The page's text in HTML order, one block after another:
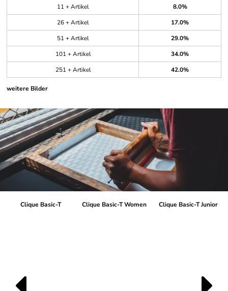
11 + Artikel
8.0%
26 + Artikel
17.0%
51 + Artikel
29.0%
101 + Artikel
34.0%
251 + Artikel
42.0%
weitere Bilder
Clique Basic-T Clique Basic-T Women Clique Basic-T Junior